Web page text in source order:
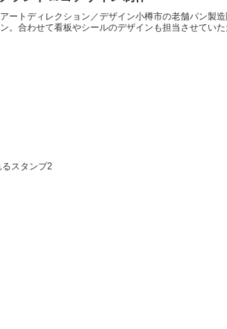
ートディレクション／デザイン小樽市の老舗パン製
。合わせて看板やシールのデザインも担当させていた
スタンプ2